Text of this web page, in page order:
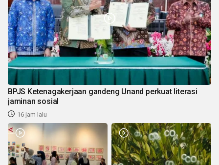
BPJS Ketenagakerjaan gandeng Unand perkuat literasi
jaminan sosial
16 jam lalu